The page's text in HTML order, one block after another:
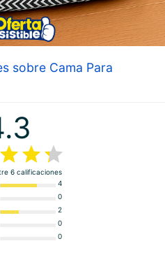
sobre Cama Para
6 calificaciones
4
0
2
0
0